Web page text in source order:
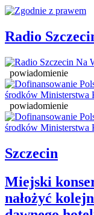
Radio
powiadomienie
powiadomienie
Szczecin
Miejski
nałożyć